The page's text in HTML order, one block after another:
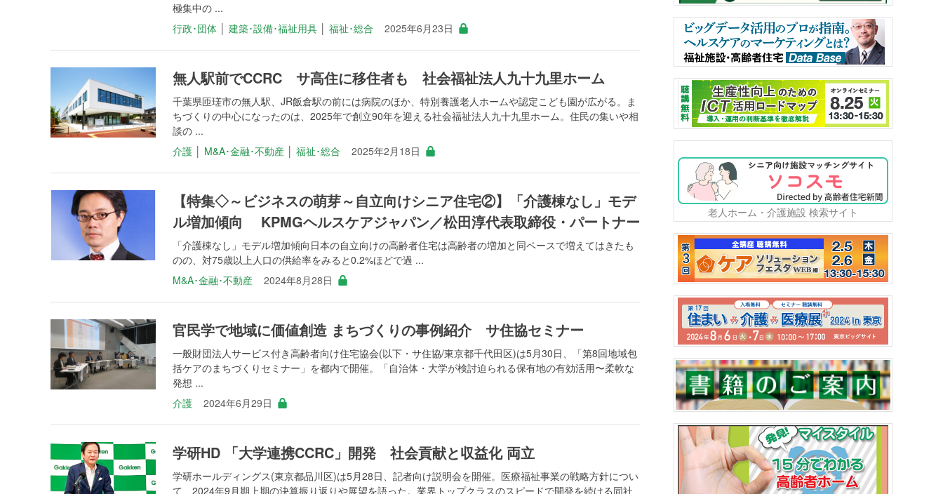
極集中の ...
行政･団体
建築･設備･福祉用具 福祉･総合 2025年6月23日
無人駅前でCCRC サ高住に移住者も 社会福祉法人九十九里ホーム
千葉県匝瑳市の無人駅、JR飯倉駅の前には病院のほか、特別養護老人ホームや認定こども園が広がる。ま
ちづくりの中心になったのは、2025年で創立90年を迎える社会福祉法人九十九里ホーム。住民の集いや相
談の ...
介護
M&A･金融･不動産 福祉･総合 2025年2月18日
【特集◇～ビジネスの萌芽～自立向けシニア住宅②】「介護棟なし」モデ
ル増加傾向 KPMGヘルスケアジャパン／松田淳代表取締役・パートナー
「介護棟なし」モデル増加傾向日本の自立向けの高齢者住宅は高齢者の増加と同ペースで増えてはきたも
のの、対75歳以上人口の供給率をみると0.2%ほどで過 ...
M&A･金融･不動産
2024年8月28日
官民学で地域に価値創造 まちづくりの事例紹介 サ住協セミナー
一般財団法人サービス付き高齢者向け住宅協会(以下・サ住協/東京都千代田区)は5月30日、「第8回地域包
括ケアのまちづくりセミナー」を都内で開催。「自治体・大学が検討迫られる保有地の有効活用〜柔軟な
発想 ...
介護
2024年6月29日
学研HD 「大学連携CCRC」開発 社会貢献と収益化 両立
学研ホールディングス(東京都品川区)は5月28日、記者向け説明会を開催。医療福祉事業の戦略方針につい
て、2024年9月期上期の決算振り返りや展望を語った。業界トップクラスのスピードで開発を続ける同社
老人ホーム・介護施設 検索サイト